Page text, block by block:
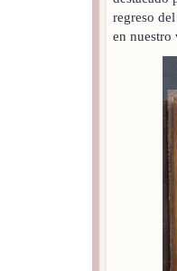
regreso del
en nuestro